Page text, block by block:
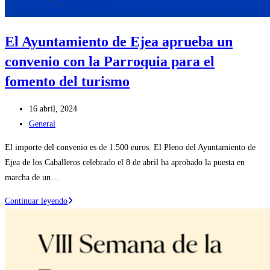
El Ayuntamiento de Ejea aprueba un
convenio con la Parroquia para el
fomento del turismo
Publicación
de
16 abril, 2024
Categoría
General
El importe del convenio es de 1.500 euros. El Pleno del Ayuntamiento de
Ejea de los Caballeros celebrado el 8 de abril ha aprobado la puesta en
marcha de un…
Continuar leyendoEl
Ejea